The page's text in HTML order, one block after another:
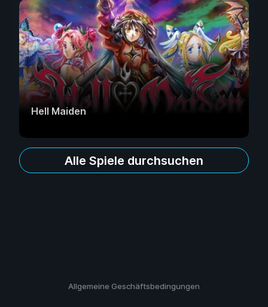
Hell Maiden
Alle Spiele durchsuchen
Allgemeine Geschäftsbedingungen